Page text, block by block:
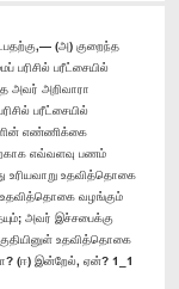
(அ) குறைந்த
பரிசில் பரீட்சையில்
அவர் அறிவாரா
பரீட்சையில்
எண்ணிக்கை
எவ்வளவு பணம்
உரியவாறு உதவித்தொகை
வழங்கும்
அவர் இச்சபைக்கு
உதவித்தொகை
(ஈ) இன்றேல், ஏன்? 1_1